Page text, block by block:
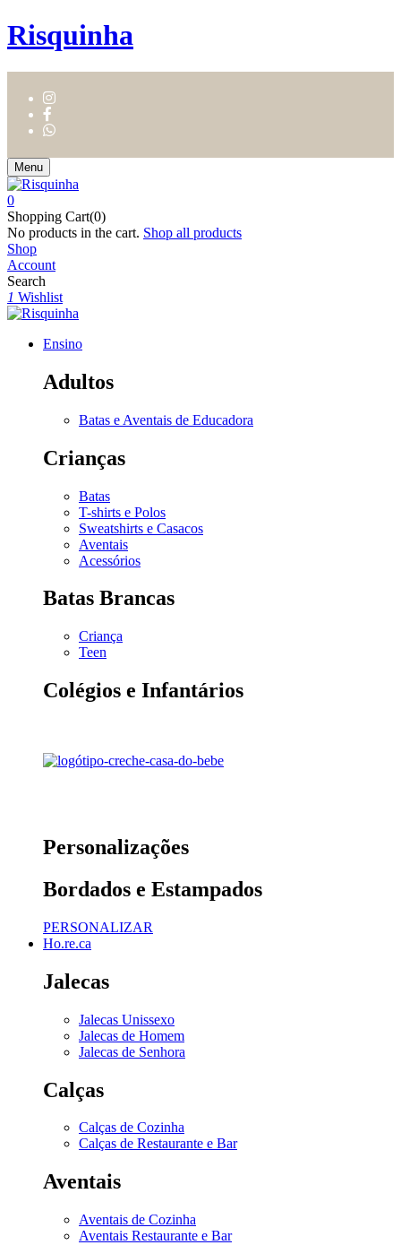
Risquinha
Menu
0
Shopping Cart(0)
No products in the cart. Shop all products
Shop
Account
Search
1 Wishlist
Ensino
Adultos
Batas e Aventais de Educadora
Crianças
Batas
T-shirts e Polos
Sweatshirts e Casacos
Aventais
Acessórios
Batas Brancas
Criança
Teen
Colégios e Infantários
Personalizações
Bordados e Estampados
PERSONALIZAR
Ho.re.ca
Jalecas
Jalecas Unissexo
Jalecas de Homem
Jalecas de Senhora
Calças
Calças de Cozinha
Calças de Restaurante e Bar
Aventais
Aventais de Cozinha
Aventais Restaurante e Bar